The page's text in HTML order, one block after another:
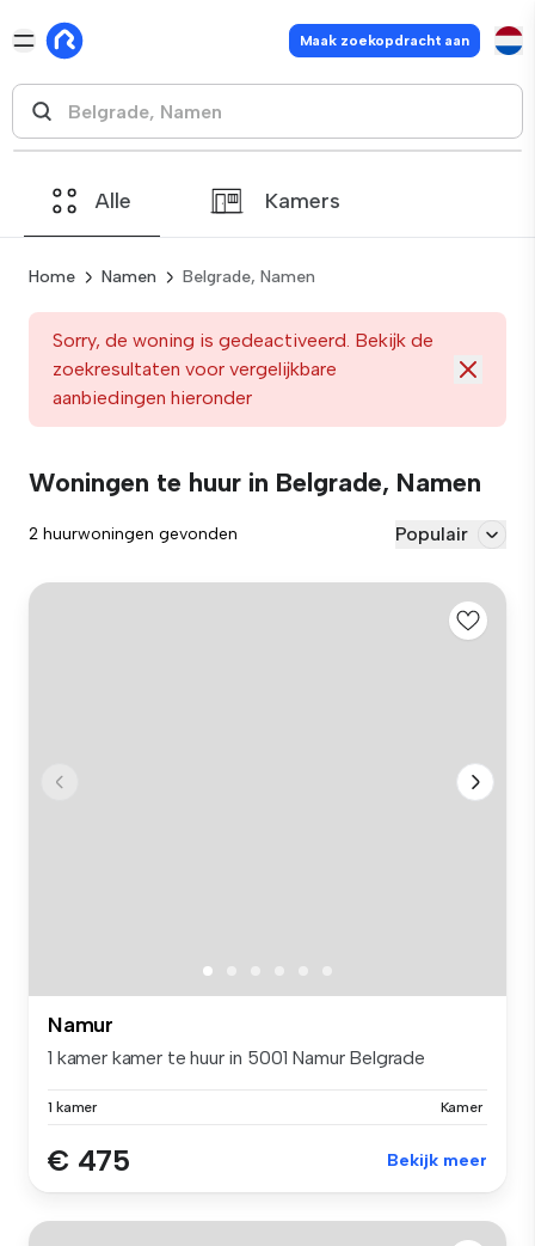
Maak zoekopdracht aan
Alle Kamers
Home Namen Belgrade, Namen
Sorry, de woning is gedeactiveerd. Bekijk de
zoekresultaten voor vergelijkbare
aanbiedingen hieronder
Woningen te huur in Belgrade, Namen
2 huurwoningen gevonden Populair
Namur
1 kamer kamer te huur in 5001 Namur Belgrade
1 kamer Kamer
€ 475 Bekijk meer